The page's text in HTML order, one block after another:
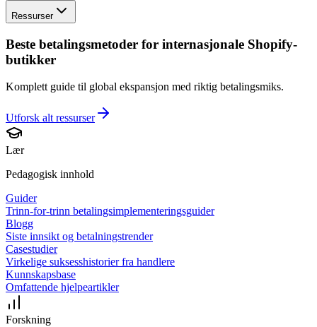
Ressurser
Beste betalingsmetoder for internasjonale Shopify-
butikker
Komplett guide til global ekspansjon med riktig betalingsmiks.
Utforsk alt ressurser
Lær
Pedagogisk innhold
Guider
Trinn-for-trinn betalingsimplementeringsguider
Blogg
Siste innsikt og betalningstrender
Casestudier
Virkelige suksesshistorier fra handlere
Kunnskapsbase
Omfattende hjelpeartikler
Forskning